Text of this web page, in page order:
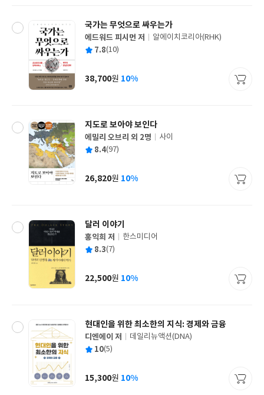
국가는 무엇으로 싸우는가
글
쓴
에드워드 피시먼 저
출
사
알에이치코리아(RHK)
평 7.8(10)
가
38,700원 10%
지도로 보아야 보인다
글
쓴
에밀리 오브리 외 2명
출
사
사이
평 8.4(97)
가
26,820원 10%
달러 이야기
글
쓴
홍익희 저
출
사
한스미디어
평 8.3(7)
가
22,500원 10%
현대인을 위한 최소한의 지식: 경제와 금융
글
쓴
디엔에이 저
출
사
데일리뉴액션(DNA)
평 10(5)
가
15,300원 10%